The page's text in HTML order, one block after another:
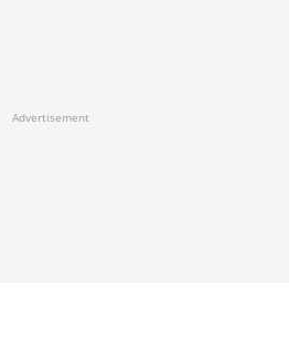
Advertisement